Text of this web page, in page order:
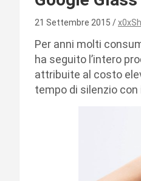
21 Settembre 2015
Per anni molti
ha seguito l’intero
attribuite al costo
tempo di silenzio